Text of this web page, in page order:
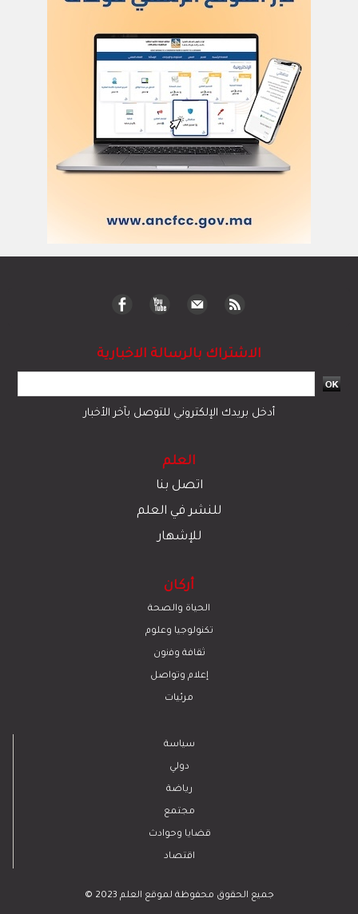
الاشتراك بالرسالة الاخبارية
أدخل بريدك الإلكتروني للتوصل بآخر الأخبار
العلم
اتصل بنا
للنشر في العلم
للإشهار
أركان
الحياة والصحة
تكنولوجيا وعلوم
ﺛﻘﺎﻓﺔ وﻓﻧون
إعلام وتواصل
مرئيات
سياسة
دولي
رياضة
مجتمع
قضايا وحوادث
اقتصاد
© 2023 جميع الحقوق محفوظة لموقع العلم